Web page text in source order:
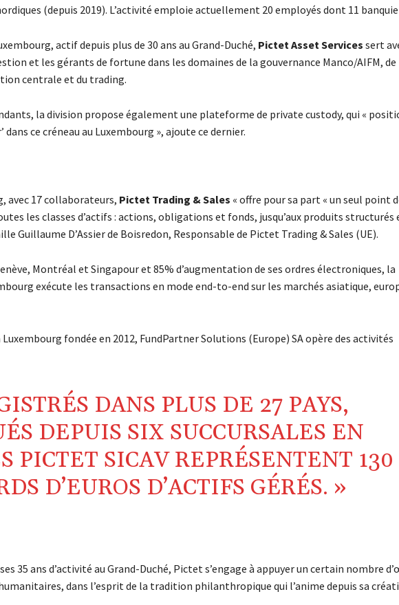
(depuis 2019). L’activité emploie actuellement 20 employés dont 11
actif depuis plus de 30 ans au Grand-Duché, Pictet Asset Services sert
et les gérants de fortune dans les domaines de la gouvernance Manco/AIFM, de
centrale et du trading.
la division propose également une plateforme de private custody, qui «
dans ce créneau au Luxembourg », ajoute ce dernier.
avec 17 collaborateurs, Pictet Trading & Sales « offre pour sa part « un seul point
les classes d’actifs : actions, obligations et fonds, jusqu’aux produits structurés
Guillaume D’Assier de Boisredon, Responsable de Pictet Trading & Sales (UE).
Montréal et Singapour et 85% d’augmentation de ses ordres électroniques, la
exécute les transactions en mode end-to-end sur les marchés asiatique,
fondée en 2012, FundPartner Solutions (Europe) SA opère des activités
DANS PLUS DE 27 PAYS,
DEPUIS SIX SUCCURSALES EN
PICTET SICAV REPRÉSENTENT 130
D’EUROS D’ACTIFS GÉRÉS. »
35 ans d’activité au Grand-Duché, Pictet s’engage à appuyer un certain nombre
dans l’esprit de la tradition philanthropique qui l’anime depuis sa